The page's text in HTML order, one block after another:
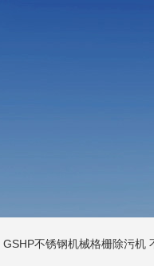
GSHP不锈钢机械格栅除污机